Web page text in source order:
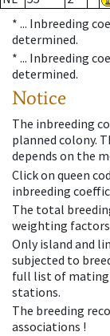
* ... Inbreeding
determined.
* ... Inbreeding
determined.
Notice
The inbreeding
planned colony.
depends on the
Click on queen
inbreeding
The total
weighting
Only island and
subjected to
full list of
stations.
The breeding
associations !